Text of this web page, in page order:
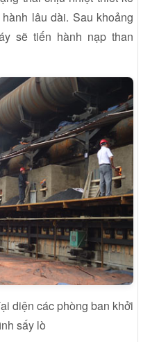
lâu dài. Sau khoảng
sẽ tiến hành nạp than
diện các phòng ban khởi
sấy lò